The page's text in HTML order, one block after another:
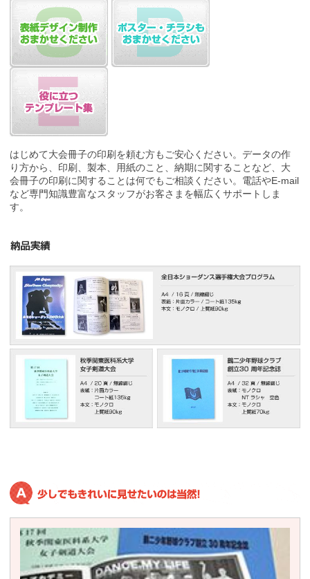
はじめて大会冊子の印刷を頼む方もご安心ください。データの作
り方から、印刷、製本、用紙のこと、納期に関することなど、大
会冊子の印刷に関することは何でもご相談ください。電話やE-mail
など専門知識豊富なスタッフがお客さまを幅広くサポートしま
す。